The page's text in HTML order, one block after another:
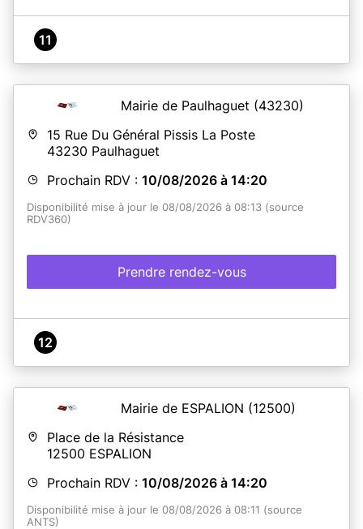
11
Mairie de Paulhaguet (43230)
15 Rue Du Général Pissis La Poste
43230 Paulhaguet
Prochain RDV : 10/08/2026 à 14:20
Disponibilité mise à jour le 08/08/2026 à 08:13 (source
RDV360)
Prendre rendez-vous
12
Mairie de ESPALION (12500)
Place de la Résistance
12500 ESPALION
Prochain RDV : 10/08/2026 à 14:20
Disponibilité mise à jour le 08/08/2026 à 08:11 (source
ANTS)